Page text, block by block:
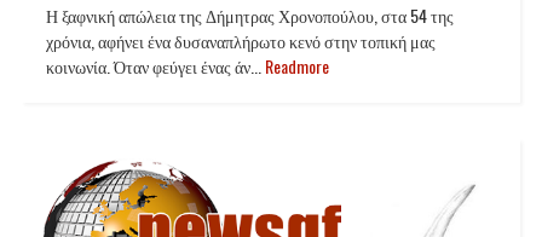
Η ξαφνική απώλεια της Δήμητρας Χρονοπούλου, στα 54 της
χρόνια, αφήνει ένα δυσαναπλήρωτο κενό στην τοπική μας
κοινωνία. Όταν φεύγει ένας άν... Readmore